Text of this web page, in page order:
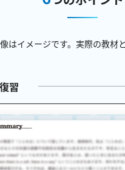
はイメージです。実際の教材
習